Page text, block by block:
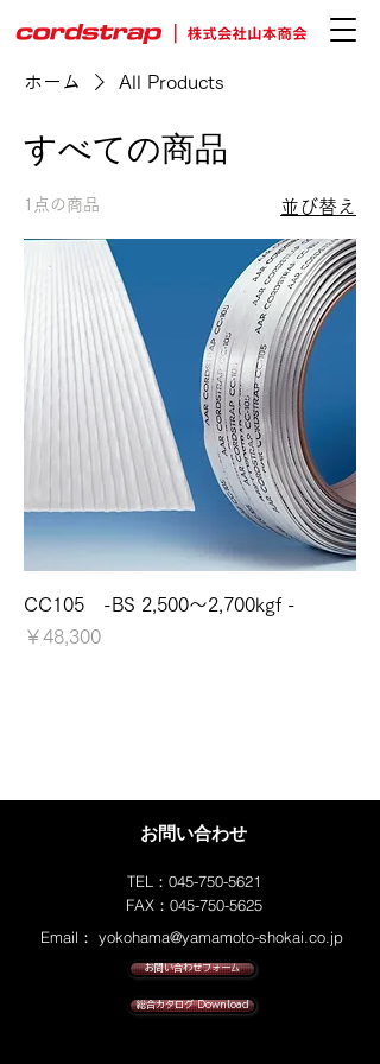
ホーム All Products
すべての商品
1点の商品 並び替え
CC105 -BS 2,500～2,700kgf -
価格
￥48,300
お問い合わせ
TEL：045-750-5621
FAX：045-750-5625
Email： yokohama@yamamoto-shokai.co.jp
お問い合わせフォーム
総合カタログ Download